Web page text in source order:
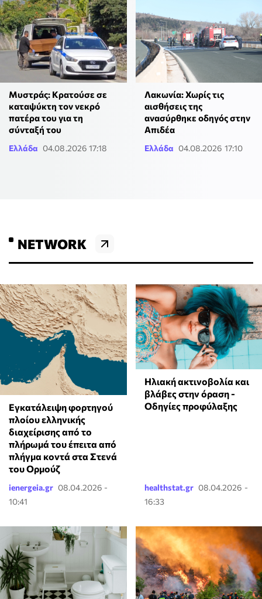
Μυστράς: Κρατούσε σε
καταψύκτη τον νεκρό
πατέρα του για τη
σύνταξή του
Ελλάδα 04.08.2026 17:18
Λακωνία: Χωρίς τις
αισθήσεις της
ανασύρθηκε οδηγός στην
Απιδέα
Ελλάδα 04.08.2026 17:10
NETWORK
Εγκατάλειψη φορτηγού
πλοίου ελληνικής
διαχείρισης από το
πλήρωμά του έπειτα από
πλήγμα κοντά στα Στενά
του Ορμούζ
ienergeia.gr 08.04.2026 -
10:41
Ηλιακή ακτινοβολία και
βλάβες στην όραση -
Οδηγίες προφύλαξης
healthstat.gr 08.04.2026 -
16:33